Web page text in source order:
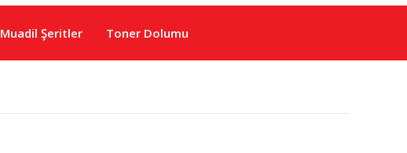
Muadil Şeritler Toner Dolumu